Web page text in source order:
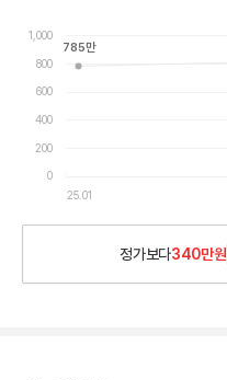
0
200
400
600
800
1,000
25.01
785만
정가보다340만원